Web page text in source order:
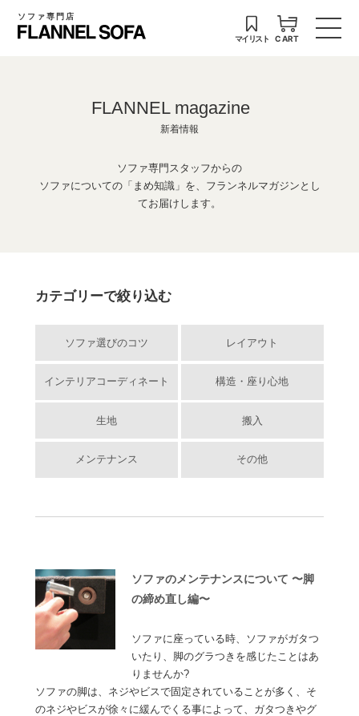
ソファ専門店
マイリスト CART
FLANNEL magazine
新着情報
ソファ専門スタッフからの
ソファについての「まめ知識」を、フランネルマガジンとし
てお届けします。
カテゴリーで絞り込む
ソファ選びのコツ レイアウト
インテリアコーディネート 構造・座り心地
生地 搬入
メンテナンス その他
ソファのメンテナンスについて 〜脚
の締め直し編〜
ソファに座っている時、ソファがガタつ
いたり、脚のグラつきを感じたことはあ
りませんか?
ソファの脚は、ネジやビスで固定されていることが多く、そ
のネジやビスが徐々に緩んでくる事によって、ガタつきやグ